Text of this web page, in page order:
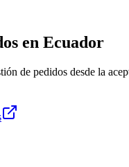
en Ecuador
de pedidos desde la